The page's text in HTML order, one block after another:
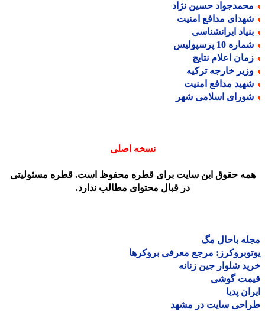
حسین نژاد
مدافع امنیت
ایرانشناسی
10 پرسپولیس
اعلام نتایج
خارجه ترکیه
مدافع امنیت
اسلامی شهر
نسخه اصلی
حقوق این سایت برای قطره محفوظ است. قطره مسئولیتی
در قبال محتوای مطالب ندارد.
باحال مگ
مرجع معرفی بروکرها
شلوار جین زنانه
گوشی
پدیا
سایت در مشهد